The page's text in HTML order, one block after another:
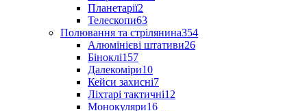
Планетарії2
Телескопи63
Полювання та стрілянина354
Алюмінієві штативи26
Біноклі157
Далекоміри10
Кейси захисні7
Ліхтарі тактичні12
Монокуляри16